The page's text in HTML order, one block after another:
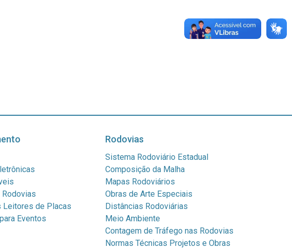
Rodovias
de Placas
Eventos
Rodovias
Sistema Rodoviário Estadual
Composição da Malha
Mapas Rodoviários
Obras de Arte Especiais
Distâncias Rodoviárias
Meio Ambiente
Contagem de Tráfego nas Rodovias
Normas Técnicas Projetos e Obras